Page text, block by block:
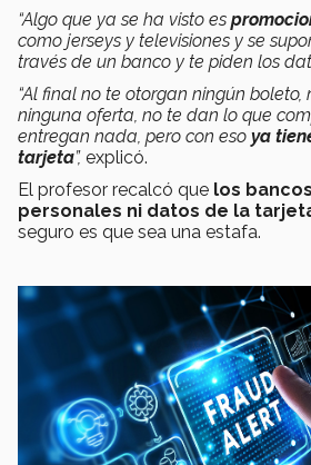
“Algo que ya se ha visto es
como jerseys y televisiones y se
través de un banco y te piden los
“Al final no te otorgan ningún boleto,
ninguna oferta, no te dan lo que
entregan nada, pero con eso ya
tarjeta”, explicó.
El profesor recalcó que los
personales ni datos de la
seguro es que sea una estafa.